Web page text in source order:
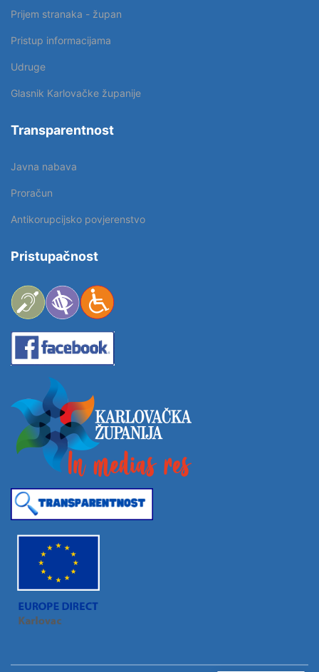
Prijem stranaka - župan
Pristup informacijama
Udruge
Glasnik Karlovačke županije
Transparentnost
Javna nabava
Proračun
Antikorupcijsko povjerenstvo
Pristupačnost